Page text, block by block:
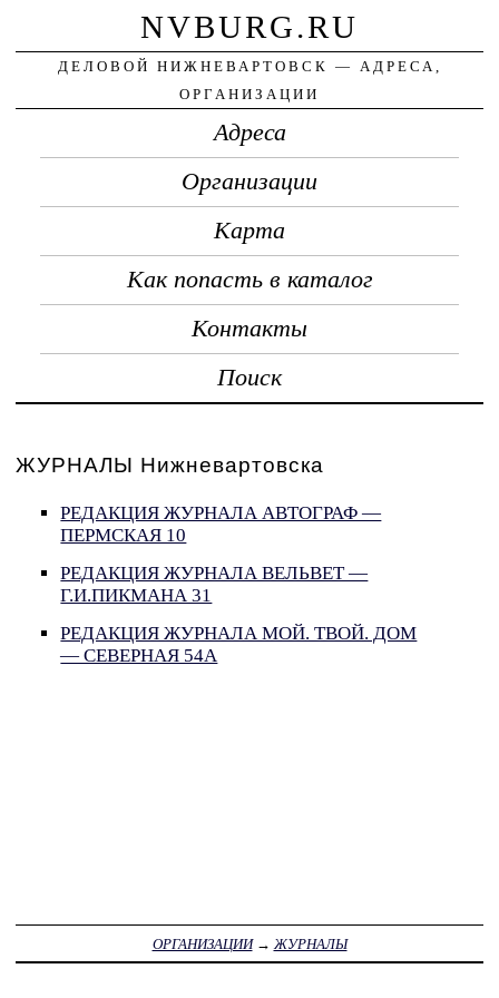
NVBURG.RU
ДЕЛОВОЙ НИЖНЕВАРТОВСК — АДРЕСА,
ОРГАНИЗАЦИИ
Адреса
Организации
Карта
Как попасть в каталог
Контакты
Поиск
ЖУРНАЛЫ Нижневартовска
РЕДАКЦИЯ ЖУРНАЛА АВТОГРАФ —
ПЕРМСКАЯ 10
РЕДАКЦИЯ ЖУРНАЛА ВЕЛЬВЕТ —
Г.И.ПИКМАНА 31
РЕДАКЦИЯ ЖУРНАЛА МОЙ. ТВОЙ. ДОМ
— СЕВЕРНАЯ 54А
ОРГАНИЗАЦИИ→ ЖУРНАЛЫ